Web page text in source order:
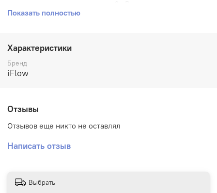
Показать полностью
Характеристики
Бренд
iFlow
Отзывы
Отзывов еще никто не оставлял
Написать отзыв
Выбрать